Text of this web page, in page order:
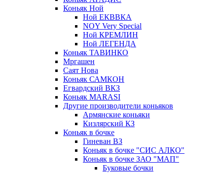
Коньяк Ной
Ной ЕКВВКА
NOY Very Special
Ной КРЕМЛИН
Ной ЛЕГЕНДА
Коньяк ТАВИНКО
Мргашен
Саят Нова
Коньяк САМКОН
Егвардский ВКЗ
Коньяк MARASI
Другие производители коньяков
Армянские коньяки
Кизлярский КЗ
Коньяк в бочке
Гиневан ВЗ
Коньяк в бочке "СИС АЛКО"
Коньяк в бочке ЗАО "МАП"
Буковые бочки